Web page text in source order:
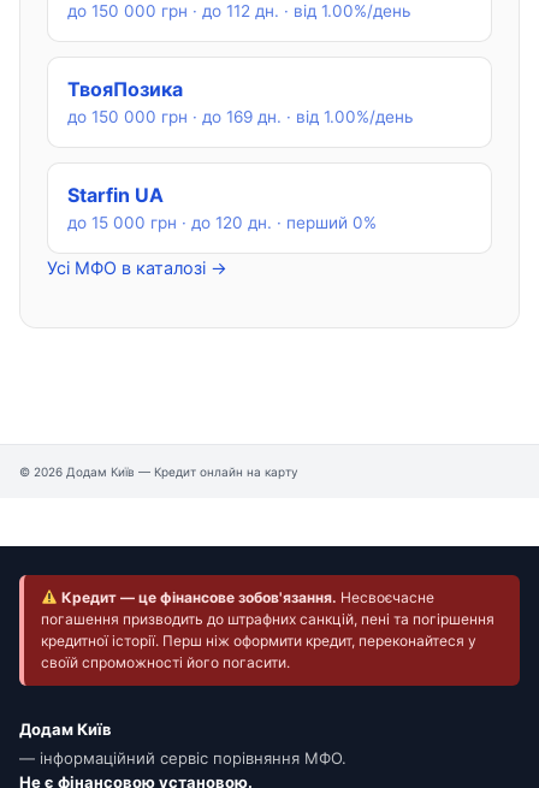
до 150 000 грн · до 112 дн. · від 1.00%/день
ТвояПозика
до 150 000 грн · до 169 дн. · від 1.00%/день
Starfin UA
до 15 000 грн · до 120 дн. · перший 0%
Усі МФО в каталозі →
© 2026 Додам Київ — Кредит онлайн на карту
Кредит — це фінансове зобов'язання. Несвоєчасне
погашення призводить до штрафних санкцій, пені та погіршення
кредитної історії. Перш ніж оформити кредит, переконайтеся у
своїй спроможності його погасити.
Додам Київ
— інформаційний сервіс порівняння МФО.
Не є фінансовою установою.